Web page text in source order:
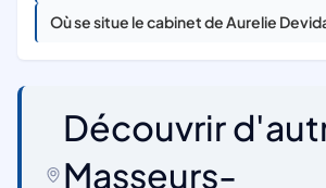
Où se situe le cabinet de Aurelie
Découvrir
Masseurs-